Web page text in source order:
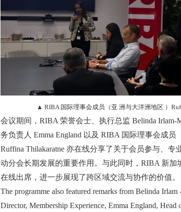
▲ RIBA 国际理事会成员（亚 洲与大洋洲地区 ）
会议期间，RIBA 荣誉会士、执行总监 Belinda
务负责人 Emma England 以及 RIBA 国际理事会成员
Ruffina Thilakaratne 亦在线分享了关于会员参与、专
动分会长期发展的重要作用。与此同时，RIBA 新加
在线出席，进一步展现了跨区域交流与协作的价值。
The programme also featured remarks from Belinda
Director, Membership Experience, Emma England, Head